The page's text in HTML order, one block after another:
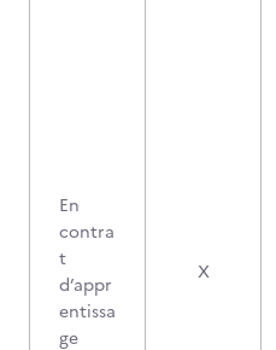
En
contra
t
d’appr
entissa
ge
X